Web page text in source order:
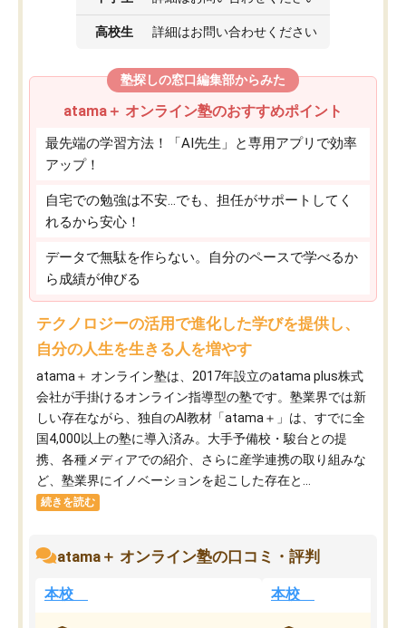
高校生 詳細はお問い合わせください
塾探しの窓口編集部からみた
atama＋ オンライン塾のおすすめポイント
最先端の学習方法！「AI先生」と専用アプリで効率
アップ！
自宅での勉強は不安…でも、担任がサポートしてく
れるから安心！
データで無駄を作らない。自分のペースで学べるか
ら成績が伸びる
テクノロジーの活用で進化した学びを提供し、
自分の人生を生きる人を増やす
atama＋ オンライン塾は、2017年設立のatama plus株式
会社が手掛けるオンライン指導型の塾です。塾業界では新
しい存在ながら、独自のAI教材「atama＋」は、すでに全
国4,000以上の塾に導入済み。大手予備校・駿台との提
携、各種メディアでの紹介、さらに産学連携の取り組みな
ど、塾業界にイノベーションを起こした存在と...
続きを読む
atama＋ オンライン塾の口コミ・評判
本校 本校